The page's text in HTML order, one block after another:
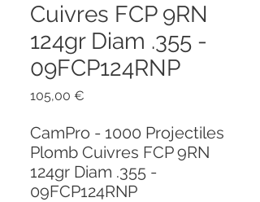
Cuivres FCP 9RN
124gr Diam .355 -
09FCP124RNP
105,00 €
CamPro - 1000 Projectiles
Plomb Cuivres FCP 9RN
124gr Diam .355 -
09FCP124RNP